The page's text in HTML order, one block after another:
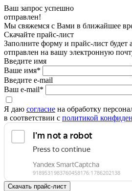
Ваш запрос успешно
отправлен!
Мы свяжемся с Вами в ближайшее
Скачайте прайс-лист
Заполните форму и прайс-лист будет
отправлен на вашу электронную
Введите имя
Ваше имя*
Введите e-mail
Ваш e-mail*
Я даю согласие на обработку
в соответствии с политикой